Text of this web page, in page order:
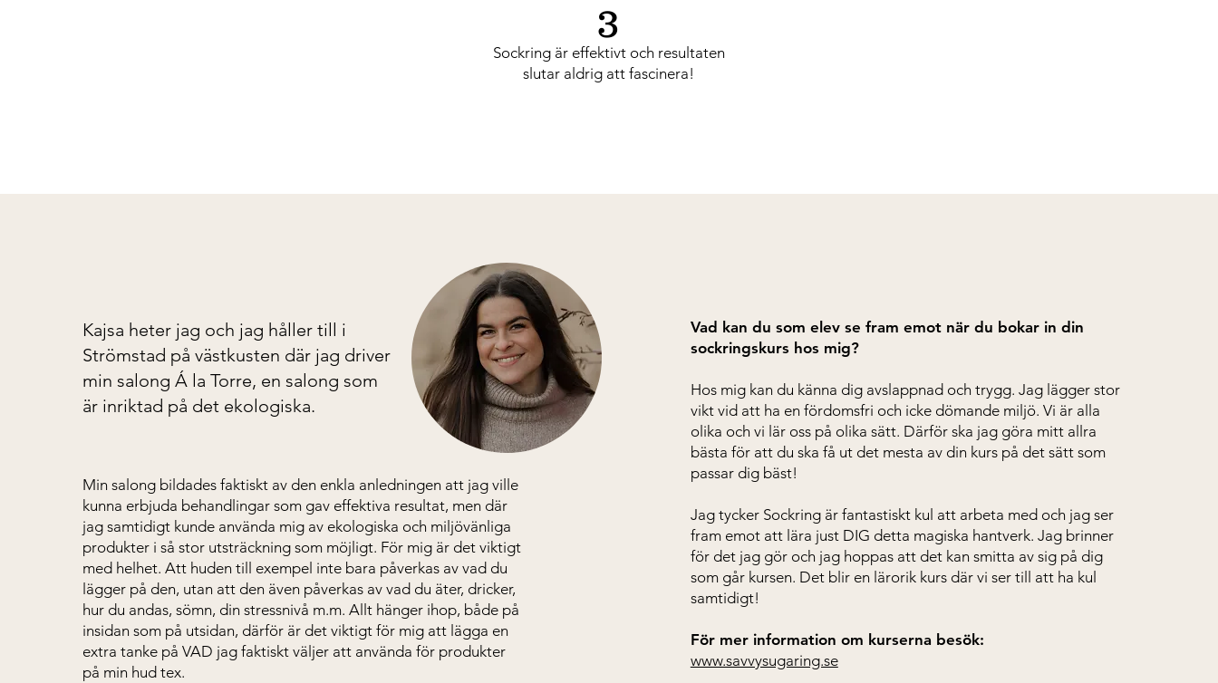
3
Sockring är effektivt och resultaten
slutar aldrig att fascinera!
Kajsa heter jag och jag håller till i
Strömstad på västkusten där jag driver
min salong Á la Torre, en salong som
är inriktad på det ekologiska.
Min salong bildades faktiskt av den enkla anledningen att jag ville
kunna erbjuda behandlingar som gav effektiva resultat, men där
jag samtidigt kunde använda mig av ekologiska och miljövänliga
produkter i så stor utsträckning som möjligt. För mig är det viktigt
med helhet. Att huden till exempel inte bara påverkas av vad du
lägger på den, utan att den även påverkas av vad du äter, dricker,
hur du andas, sömn, din stressnivå m.m. Allt hänger ihop, både på
insidan som på utsidan, därför är det viktigt för mig att lägga en
extra tanke på VAD jag faktiskt väljer att använda för produkter
på min hud tex.
Vad kan du som elev se fram emot när du bokar in din
sockringskurs hos mig?
Hos mig kan du känna dig avslappnad och trygg. Jag lägger stor
vikt vid att ha en fördomsfri och icke dömande miljö. Vi är alla
olika och vi lär oss på olika sätt. Därför ska jag göra mitt allra
bästa för att du ska få ut det mesta av din kurs på det sätt som
passar dig bäst!
Jag tycker Sockring är fantastiskt kul att arbeta med och jag ser
fram emot att lära just DIG detta magiska hantverk. Jag brinner
för det jag gör och jag hoppas att det kan smitta av sig på dig
som går kursen. Det blir en lärorik kurs där vi ser till att ha kul
samtidigt!
För mer information om kurserna besök:
www.savvysugaring.se